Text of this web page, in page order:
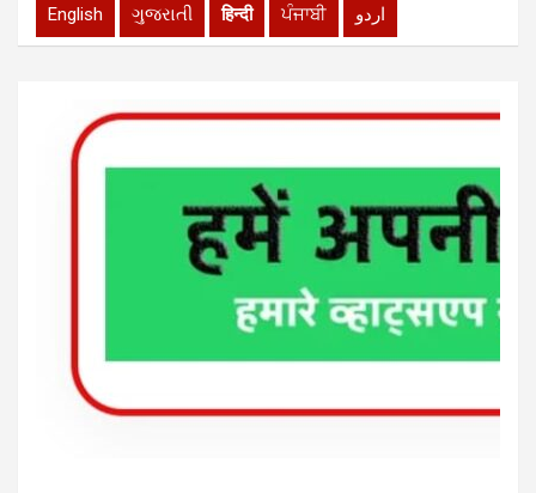
English ગુજરાતી हिन्दी ਪੰਜਾਬੀ اردو